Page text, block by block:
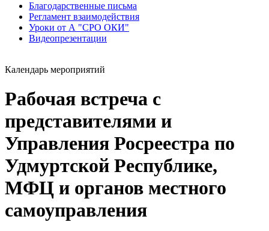
Благодарственные письма
Регламент взаимодействия
Уроки от А "СРО ОКИ"
Видеопрезентации
Календарь мероприятий
Рабочая встреча с
представителями и
Управления Росреестра по
Удмуртской Республике,
МФЦ и органов местного
самоуправления